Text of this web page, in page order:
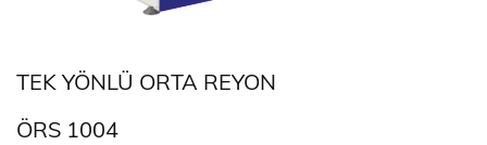
TEK YÖNLÜ ORTA REYON
ÖRS 1004